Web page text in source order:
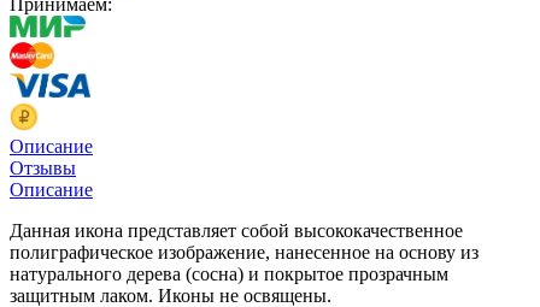
Описание
Отзывы
Описание
Данная икона представляет собой высококачественное
полиграфическое изображение, нанесенное на основу из
натурального дерева (сосна) и покрытое прозрачным
защитным лаком. Иконы не освящены.